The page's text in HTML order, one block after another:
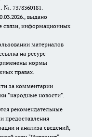
7378360181.
выдано
связи, информационных
материалов
на ресурс
нормы
правах.
за комментарии
"народные новости".
рекомендательные
предоставления
и анализа сведений,